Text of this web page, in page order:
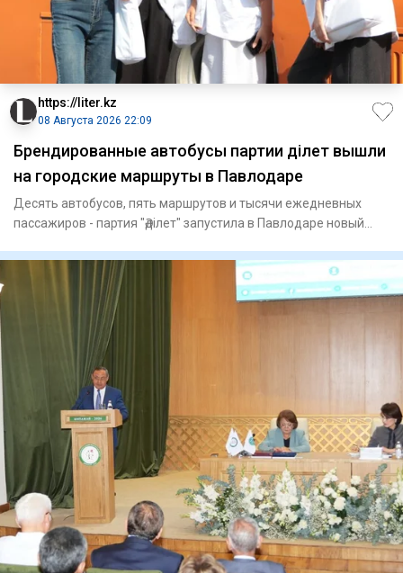
https://liter.kz
08 Августа 2026 22:09
Брендированные автобусы партии Әділет вышли
на городские маршруты в Павлодаре
Десять автобусов, пять маршрутов и тысячи ежедневных
пассажиров - партия "Әділет" запустила в Павлодаре новый